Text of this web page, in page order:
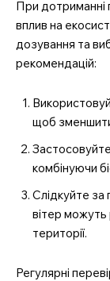
При дотриманні
вплив на
дозування та
рекомендацій:
щоб зменшити
комбінуючи
Слідкуйте
вітер можуть
території.
Регулярні